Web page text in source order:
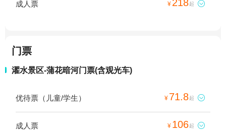
成人票 ¥ 218起 
门票
濯水景区-蒲花暗河门票(含观光车)
优待票（儿童/学生） ¥ 71.8起 
成人票 ¥ 106起 